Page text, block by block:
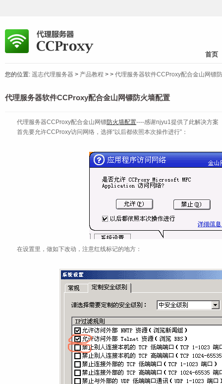
首页
您的位置: 遥志代理服务器 > 产品教程 > > 代理服务器软件CCProxy配合金山网镖
代理服务器软件CCProxy配合金山网镖防火墙配置
代理服务器CCProxy配合金山网镖防火墙配置----感谢njyu1提供了此解决方案
首先要允许CCProxy访问网络，选择“以后都依照本次操作进行”：
在设置里，做如下改动，注意红线标记的地方：